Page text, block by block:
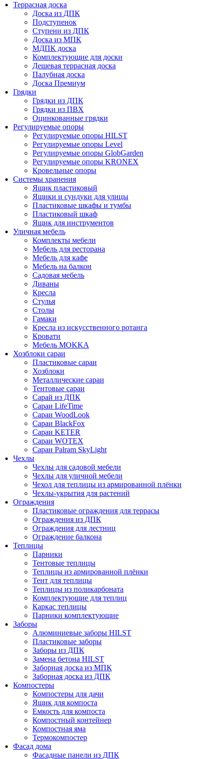
Террасная доска
Доска из ДПК
Подступенок
Ступени из ДПК
Доска из МПК
МДПК доска
Комплектующие для доски
Дешевая террасная доска
Палубная доска
Доска Премиум
Грядки
Грядки из ДПК
Грядки из ПВХ
Оцинкованные грядки
Регулируемые опоры
Регулируемые опоры HILST
Регулируемые опоры Level
Регулируемые опоры GlobGarden
Регулируемые опоры KRONEX
Кровельные опоры
Системы хранения
Ящик пластиковый
Ящики и сундуки для улицы
Пластиковые шкафы и тумбы
Пластиковый шкаф
Ящик для инструментов
Уличная мебель
Комплекты мебели
Мебель для ресторана
Мебель для кафе
Мебель на балкон
Садовая мебель
Диваны
Кресла
Стулья
Столы
Гамаки
Кресла из искусственного ротанга
Кровати
Мебель MOKKA
Хозблоки сараи
Пластиковые сараи
Хозблоки
Металлические сараи
Тентовые сараи
Сарай из ДПК
Cараи LifeTime
Cараи WoodLook
Сараи BlackFox
Сараи KETER
Сараи WOTEX
Сараи Palram SkyLight
Чехлы
Чехлы для садовой мебели
Чехлы для уличной мебели
Чехол для теплицы из армированной плёнки
Чехлы-укрытия для растений
Ограждения
Пластиковые ограждения для террасы
Ограждения из ДПК
Ограждения для лестниц
Ограждение балкона
Теплицы
Парники
Тентовые теплицы
Теплицы из армированной плёнки
Тент для теплицы
Теплицы из поликарбоната
Комплектующие для теплиц
Каркас теплицы
Парники комплектующие
Заборы
Алюминиевые заборы HILST
Пластиковые заборы
Заборы из ДПК
Замена бетона HILST
Заборная доска из МПК
Заборная доска из ДПК
Компостеры
Компостеры для дачи
Ящик для компоста
Емкость для компоста
Компостный контейнер
Компостная яма
Термокомпостер
Фасад дома
Фасадные панели из ДПК